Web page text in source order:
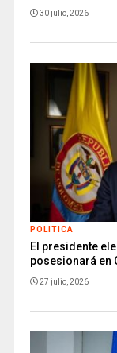
30 julio, 2026
POLITICA
El presidente
posesionará en
27 julio, 2026